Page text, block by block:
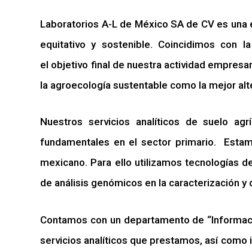
Laboratorios A-L de México SA de CV es
equitativo y sostenible. Coincidimos con la
el objetivo final de nuestra actividad
la agroecología sustentable como la mejor
Nuestros servicios analíticos de suelo
fundamentales en el sector primario.
mexicano. Para ello utilizamos tecnologías
de análisis genómicos en la caracterización
Contamos con un departamento de
servicios analíticos que prestamos, así